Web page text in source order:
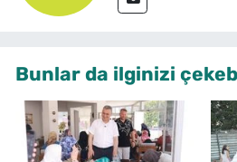
Bunlar da ilginizi